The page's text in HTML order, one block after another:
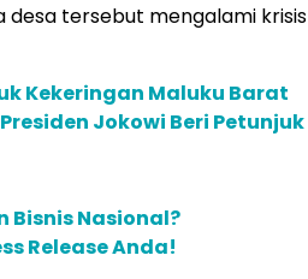
desa tersebut mengalami krisis
Kekeringan Maluku Barat
Jokowi Beri Petunjuk
Bisnis Nasional?
Release Anda!